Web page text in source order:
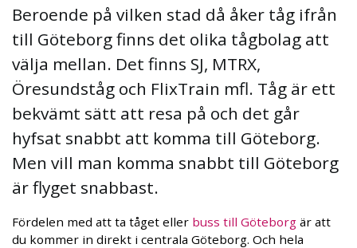
Beroende på vilken stad då åker tåg ifrån
till Göteborg finns det olika tågbolag att
välja mellan. Det finns SJ, MTRX,
Öresundståg och FlixTrain mfl. Tåg är ett
bekvämt sätt att resa på och det går
hyfsat snabbt att komma till Göteborg.
Men vill man komma snabbt till Göteborg
är flyget snabbast.
Fördelen med att ta tåget eller buss till Göteborg är att
du kommer in direkt i centrala Göteborg. Och hela